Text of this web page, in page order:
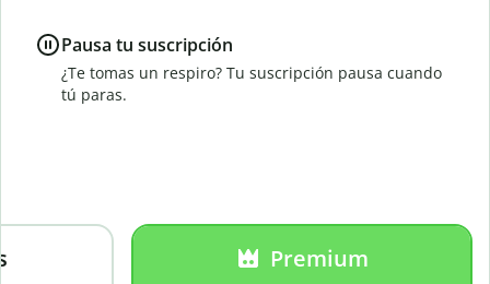
Premium
Pausa tu suscripción
¿Te tomas un respiro? Tu suscripción pausa cuando
tú paras.